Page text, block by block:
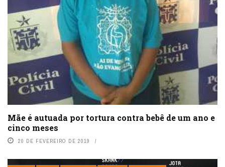
Mãe é autuada por tortura contra bebê de um ano e
cinco meses
20 DE FEVEREIRO DE 2019